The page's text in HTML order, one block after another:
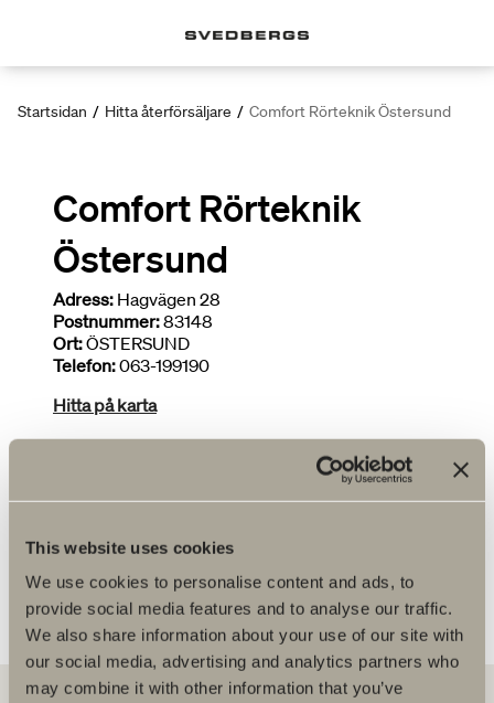
This website uses cookies
We use cookies to personalise content and ads, to
provide social media features and to analyse our traffic.
We also share information about your use of our site with
our social media, advertising and analytics partners who
may combine it with other information that you’ve
Startsidan / Hitta återförsäljare / Comfort Rörteknik Östersund
Comfort Rörteknik
Östersund
Adress: Hagvägen 28
Postnummer:83148
Ort:ÖSTERSUND
Telefon:063-199190
Hitta på karta
Deltar i kampanjer